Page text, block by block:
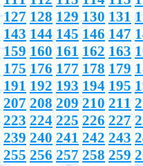
127 128 129 130 131
143 144 145 146 147
159 160 161 162 163
175 176 177 178 179
191 192 193 194 195
207 208 209 210 211
223 224 225 226 227
239 240 241 242 243
255 256 257 258 259